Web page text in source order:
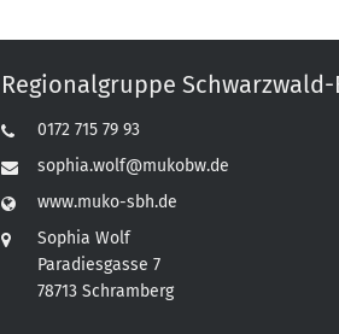
Regionalgruppe
0172 715 79 93
sophia.wolf@mukobw.de
www.muko-sbh.de
Sophia Wolf
Paradiesgasse 7
78713 Schramberg